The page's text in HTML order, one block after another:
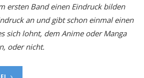
ersten Band einen Eindruck bilden
an und gibt schon einmal einen
sich lohnt, dem Anime oder Manga
oder nicht.